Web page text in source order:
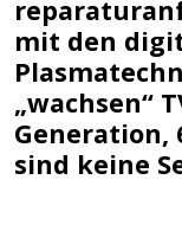
mit den
„wachsen“
Generation,
sind keine